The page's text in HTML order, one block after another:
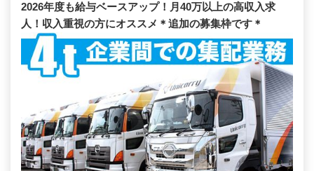
2026年度も給与ベースアップ！月40万以上の高収入求
人！収入重視の方にオススメ＊追加の募集枠です＊